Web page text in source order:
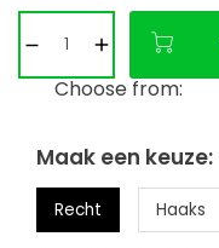
Choose from:
Maak een keuze:
Recht Haaks